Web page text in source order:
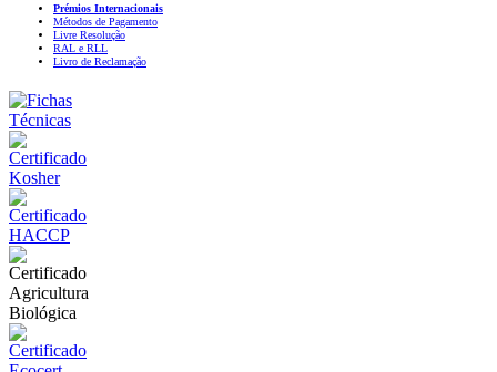
Prémios Internacionais
Métodos de Pagamento
Livre Resolução
RAL e RLL
Livro de Reclamação